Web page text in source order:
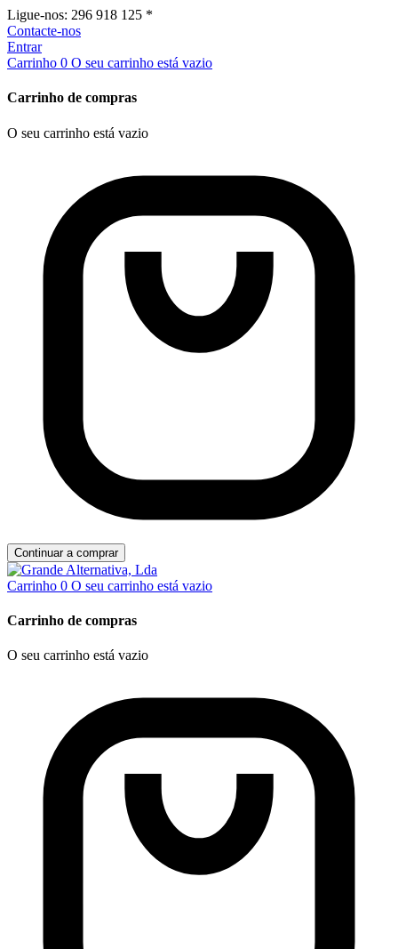
Ligue-nos: 296 918 125 *
Contacte-nos
Entrar
Carrinho 0 O seu carrinho está vazio
Carrinho de compras
O seu carrinho está vazio
Continuar a comprar
Carrinho 0 O seu carrinho está vazio
Carrinho de compras
O seu carrinho está vazio